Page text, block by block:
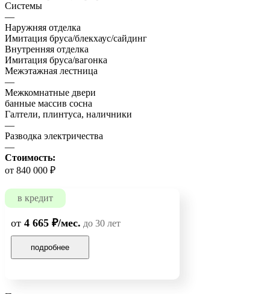
Системы
—
Наружняя отделка
Имитация бруса/блекхаус/сайдинг
Внутренняя отделка
Имитация бруса/вагонка
Межэтажная лестница
—
Межкомнатные двери
банные массив сосна
Галтели, плинтуса, наличники
—
Разводка электричества
—
Стоимость:
от 840 000 ₽
в кредит
от 4 665 ₽/мес. до 30 лет
подробнее